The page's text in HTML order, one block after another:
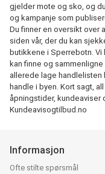
gjelder mote og sko, og
og kampanje som
Du finner en oversikt over
siden vår, der du kan
butikkene i Sperrebotn.
kan finne og
allerede lage
handle i byen. Kort sagt,
åpningstider, kundeaviser
Kundeavisogtilbud.no
Informasjon
Ofte stilte spørsmål